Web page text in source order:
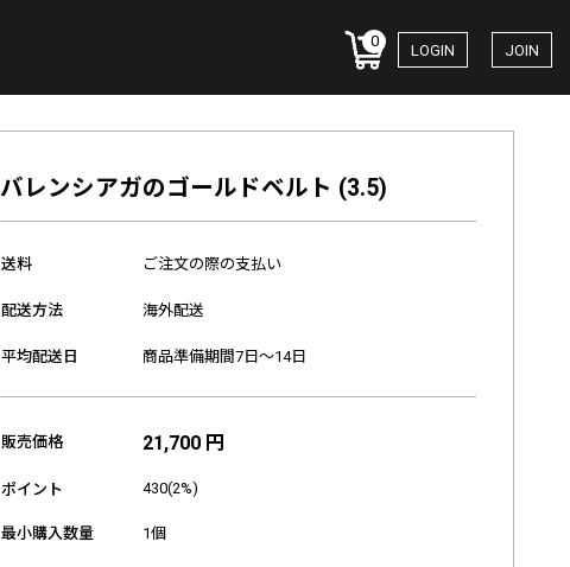
0
LOGIN JOIN
バレンシアガのゴールドベルト (3.5)
送料 ご注文の際の支払い
配送方法 海外配送
平均配送日 商品準備期間7日～14日
販売価格 21,700 円
ポイント 430(2%)
最小購入数量 1個